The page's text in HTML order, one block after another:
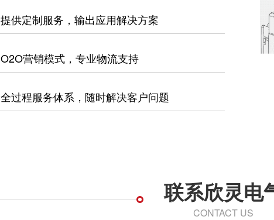
提供定制服务，输出应用解决方案
O2O营销模式，专业物流支持
全过程服务体系，随时解决客户问题
联系欣灵电
CONTACT US